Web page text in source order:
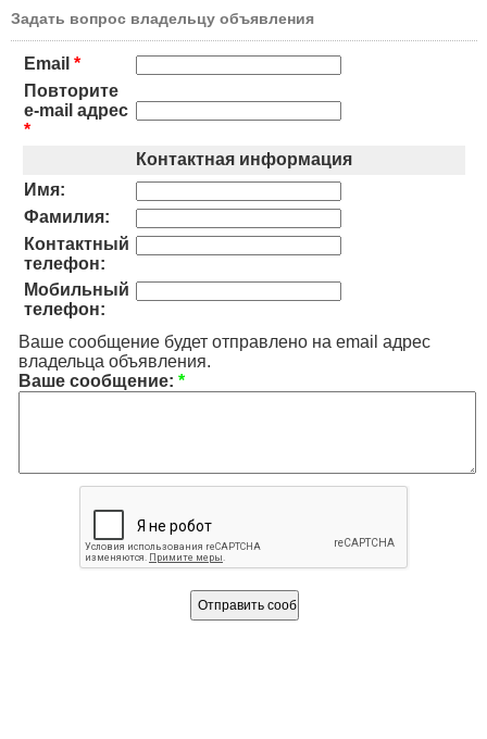
Задать вопрос владельцу объявления
Email *
Повторите
e-mail адрес
*
Контактная информация
Имя:
Фамилия:
Контактный
телефон:
Мобильный
телефон:
Ваше сообщение будет отправлено на email адрес
владельца объявления.
Ваше сообщение: *